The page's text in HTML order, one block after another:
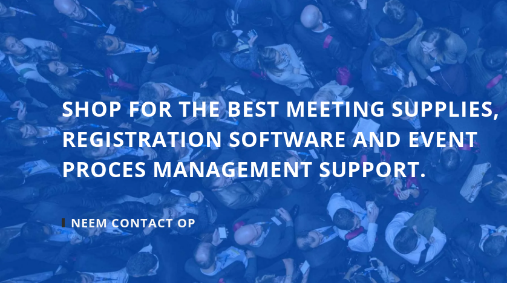
SHOP FOR THE BEST MEETING SUPPLIES,
REGISTRATION SOFTWARE AND EVENT
PROCES MANAGEMENT SUPPORT.
NEEM CONTACT OP